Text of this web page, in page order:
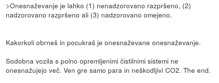
>Onesnaževanje je lahko (1) nenadzorovano razpršeno, (2)
nadzorovano razpršeno ali (3) nadzorovano omejeno.
Kakorkoli obrneš in pocukraš je onesnaževane onesnaževanje.
Sodobna vozila s polno opremljenimi čistilnimi sistemi ne
onesnažujejo več. Ven gre samo para in neškodljivi CO2. The end.